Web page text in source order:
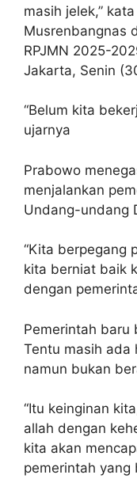
masih jelek,”
Musrenbangnas
RPJMN 2025-
Jakarta, Senin
“Belum kita
ujarnya
Prabowo
menjalankan
Undang-undang
“Kita berpegang
kita berniat baik
dengan
Pemerintah baru
Tentu masih ada
namun bukan
“Itu keinginan
allah dengan
kita akan
pemerintah yang